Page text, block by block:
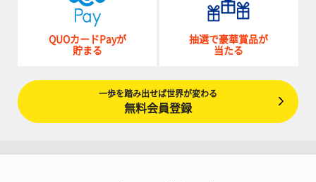
QUOカードPayが
貯まる
抽選で豪華賞品が
当たる
一歩を踏み出せば世界が変わる
無料会員登録